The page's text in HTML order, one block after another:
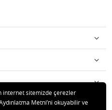
Malzemeleri Merkezi Tüm hakları
internet sitemizde çerezler
Metni’ni okuyabilir ve